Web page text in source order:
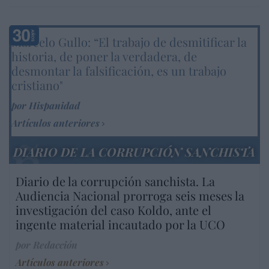
Marcelo Gullo: “El trabajo de desmitificar la
historia, de poner la verdadera, de
desmontar la falsificación, es un trabajo
cristiano"
por Hispanidad
Artículos anteriores
DIARIO DE LA CORRUPCIÓN SANCHISTA
Diario de la corrupción sanchista. La
Audiencia Nacional prorroga seis meses la
investigación del caso Koldo, ante el
ingente material incautado por la UCO
Artículos anteriores